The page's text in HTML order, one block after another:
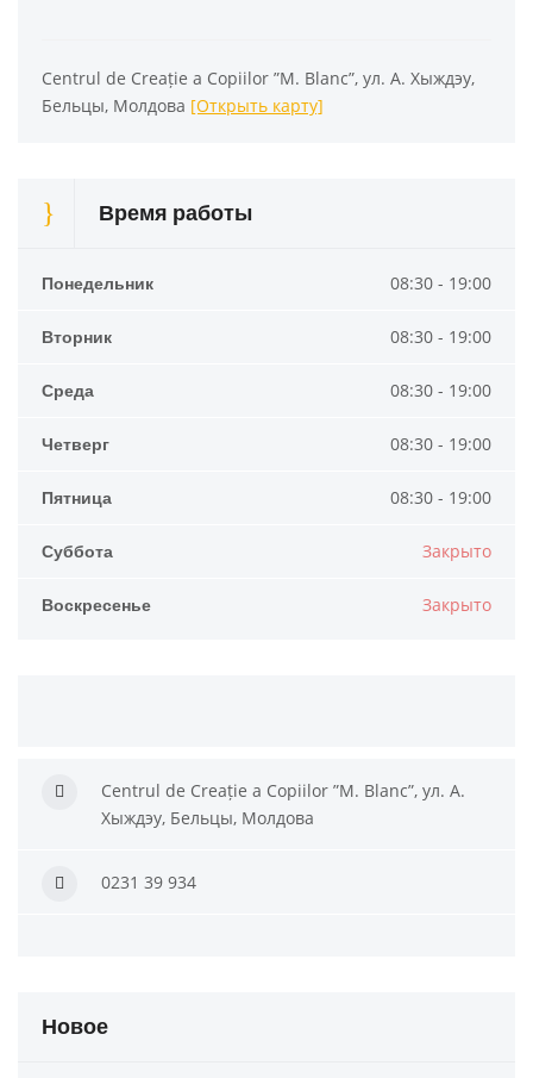
Centrul de Creație a Copiilor ”M. Blanc”, ул. А. Хыждэу,
Бельцы, Молдова [Открыть карту]
Время работы
Понедельник 08:30 - 19:00
Вторник 08:30 - 19:00
Среда 08:30 - 19:00
Четверг 08:30 - 19:00
Пятница 08:30 - 19:00
Суббота Закрыто
Воскресенье Закрыто
Centrul de Creație a Copiilor ”M. Blanc”, ул. А.
Хыждэу, Бельцы, Молдова
0231 39 934
Новое